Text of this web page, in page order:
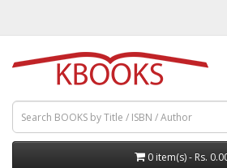
0 item(s) - Rs.